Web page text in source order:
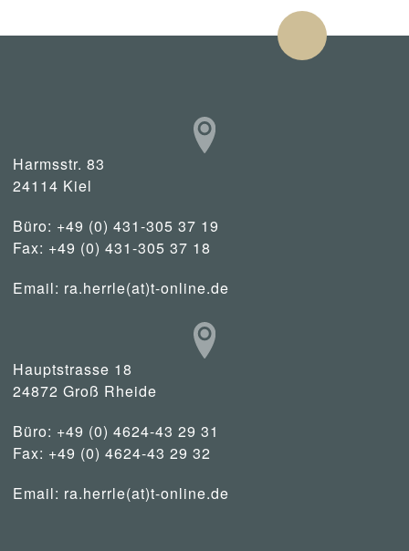
Harmsstr. 83
24114 Kiel
Büro: +49 (0) 431-305 37 19
Fax: +49 (0) 431-305 37 18
Email: ra.herrle(at)t-online.de
Hauptstrasse 18
24872 Groß Rheide
Büro: +49 (0) 4624-43 29 31
Fax: +49 (0) 4624-43 29 32
Email: ra.herrle(at)t-online.de